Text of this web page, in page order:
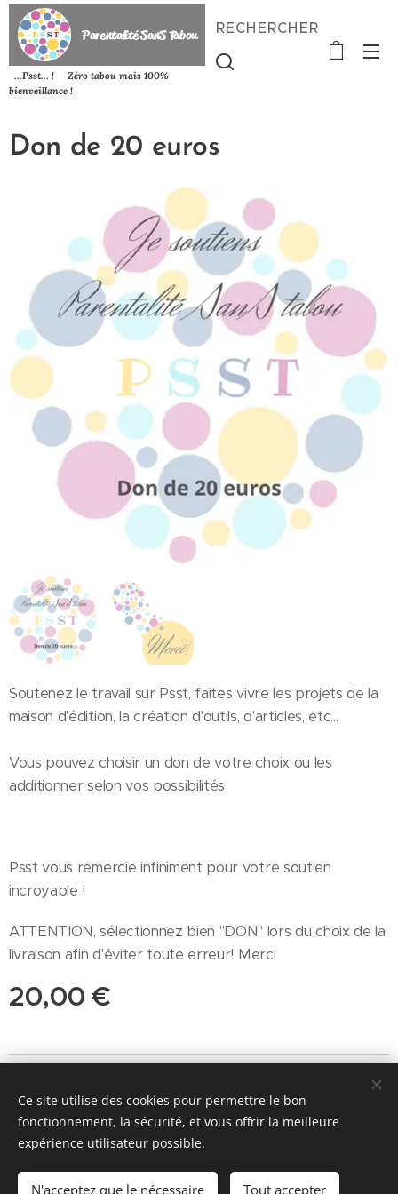
Parentalité SanSTabou
...Psst... ! Zéro tabou mais 100%
bienveillance !
RECHERCHER
Don de 20 euros
Soutenez le travail sur Psst, faites vivre les projets de la
maison d'édition, la création d'outils, d'articles, etc...
Vous pouvez choisir un don de votre choix ou les
additionner selon vos possibilités
Psst vous remercie infiniment pour votre soutien
incroyable !
ATTENTION, sélectionnez bien "DON" lors du choix de la
livraison afin d'éviter toute erreur! Merci
20,00 €
© 2026 Parentalité SanS
Tabou magazine - M. Manard, Seraing Belgique
Conditions générales de vente
Ce site utilise des cookies pour permettre le bon
fonctionnement, la sécurité, et vous offrir la meilleure
expérience utilisateur possible.
N'acceptez que le nécessaire Tout accepter